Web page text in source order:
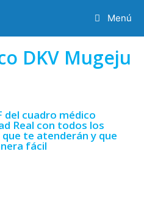
Menú
DKV Mugeju
del cuadro médico
Real con todos los
te atenderán y que
fácil